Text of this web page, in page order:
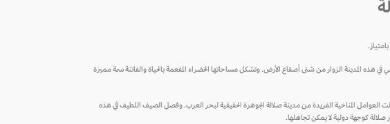
في هذه المدينة الزوار من شتى أصقاع الأرض. وتشكل مساحاتها الخضراء المفعمة بالحياة والفاتنة سمة مميزة
العوامل المناخية الفريدة من مدينة صلالة الجوهرة الحقيقية لبحر العرب. وفصل الصيف اللطيف في هذه
صلالة كوجهة دولية لا يمكن تجاهلها.